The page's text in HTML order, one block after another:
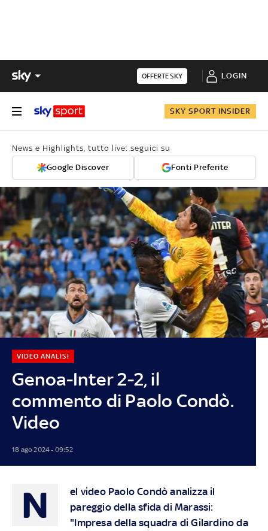
OFFERTE SKY LOGIN
SKY SPORT INSIDER
News e Highlights, tutto live: seguici su
Google Discover Fonti Preferite
Genoa-Inter 2-2, il
commento di Paolo Condò.
Video
VIDEO ANALISI
18 ago 2024 - 09:52
N
el video Paolo Condò analizza il
pareggio della sfida di Marassi:
"Impresa della squadra di Gilardino da